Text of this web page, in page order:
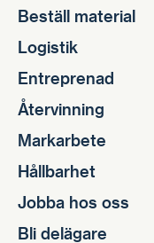
Beställ material
Logistik
Entreprenad
Återvinning
Markarbete
Hållbarhet
Jobba hos oss
Bli delägare